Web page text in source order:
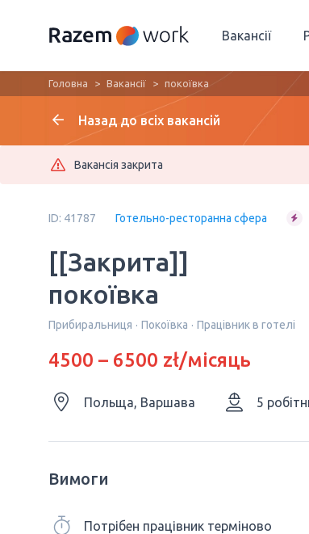
Вакансії
Головна Вакансії покоївка
Назад до всіх вакансій
Вакансія закрита
ID: 41787 Готельно-ресторанна сфера
[[Закрита]]
покоївка
Прибиральниця Покоївка Працівник в готелі
4500 – 6500 zł/місяць
Польща, Варшава 5
Вимоги
Потрібен працівник терміново